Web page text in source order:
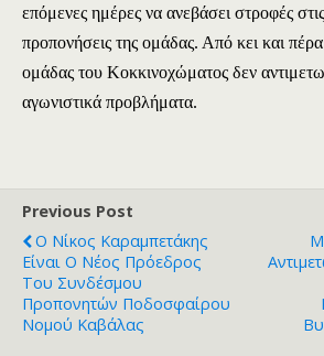
επόμενες ημέρες να ανεβάσει στροφές
προπονήσεις της ομάδας. Από κει και πέρα
ομάδας του Κοκκινοχώματος δεν
αγωνιστικά προβλήματα.
Previous Post
Ο Νίκος Καραμπετάκης
Είναι Ο Νέος Πρόεδρος
Του Συνδέσμου
Προπονητών Ποδοσφαίρου
Νομού Καβάλας